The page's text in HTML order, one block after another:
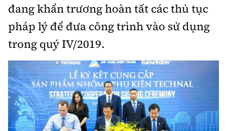
đang khẩn trương hoàn tất các thủ tục
pháp lý để đưa công trình vào sử dụng
trong quý IV/2019.